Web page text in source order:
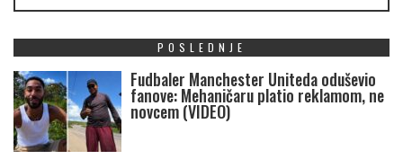
POSLEDNJE
Fudbaler Manchester Uniteda oduševio
fanove: Mehaničaru platio reklamom, ne
novcem (VIDEO)